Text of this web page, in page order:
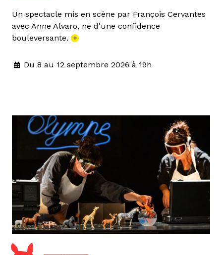
Un spectacle mis en scène par François Cervantes
avec Anne Alvaro, né d'une confidence
bouleversante. +
Du 8 au 12 septembre 2026 à 19h